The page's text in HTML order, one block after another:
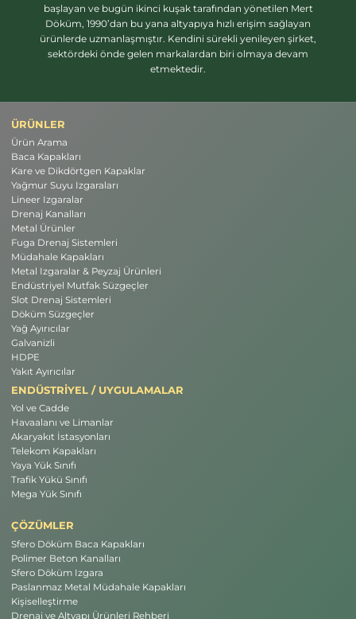
başlayan ve bugün ikinci kuşak tarafından yönetilen Mert
Döküm, 1990’dan bu yana altyapıya hızlı erişim sağlayan
ürünlerde uzmanlaşmıştır. Kendini sürekli yenileyen şirket,
sektördeki önde gelen markalardan biri olmaya devam
etmektedir.
ÜRÜNLER
Ürün Arama
Baca Kapakları
Kare ve Dikdörtgen Kapaklar
Yağmur Suyu Izgaraları
Lineer Izgaralar
Drenaj Kanalları
Metal Ürünler
Fuga Drenaj Sistemleri
Müdahale Kapakları
Metal Izgaralar & Peyzaj Ürünleri
Endüstriyel Mutfak Süzgeçler
Slot Drenaj Sistemleri
Döküm Süzgeçler
Yağ Ayırıcılar
Galvanizli
HDPE
Yakıt Ayırıcılar
ENDÜSTRİYEL / UYGULAMALAR
Yol ve Cadde
Havaalanı ve Limanlar
Akaryakıt İstasyonları
Telekom Kapakları
Yaya Yük Sınıfı
Trafik Yükü Sınıfı
Mega Yük Sınıfı
ÇÖZÜMLER
Sfero Döküm Baca Kapakları
Polimer Beton Kanalları
Sfero Döküm Izgara
Paslanmaz Metal Müdahale Kapakları
Kişiselleştirme
Drenaj ve Altyapı Ürünleri Rehberi